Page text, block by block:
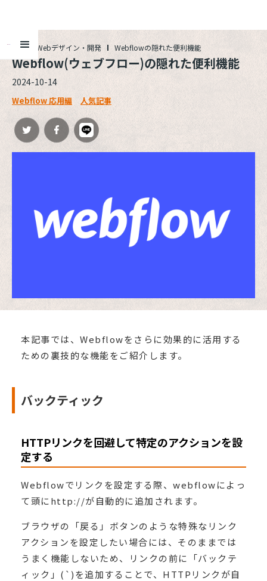
ALL Webデザイン・開発 Webflowの隠れた便利機能
Webflow(ウェブフロー)の隠れた便利機能
2024-10-14
Webflow 応用編 人気記事
本記事では、Webflowをさらに効果的に活用する
ための裏技的な機能をご紹介します。
バックティック
HTTPリンクを回避して特定のアクションを設
定する
Webflowでリンクを設定する際、webflowによっ
て頭にhttp://が自動的に追加されます。
ブラウザの「戻る」ボタンのような特殊なリンク
アクションを設定したい場合には、そのままでは
うまく機能しないため、リンクの前に「バックテ
ィック」(`)を追加することで、HTTPリンクが自